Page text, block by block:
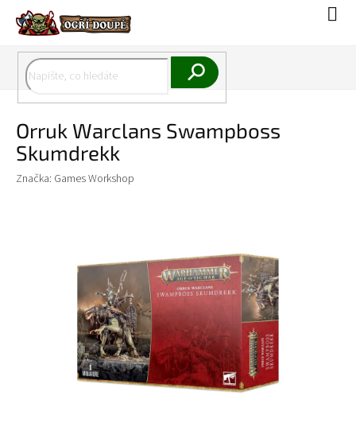
obsah
Orruk Warclans Swampboss
Skumdrekk
Značka: Games Workshop